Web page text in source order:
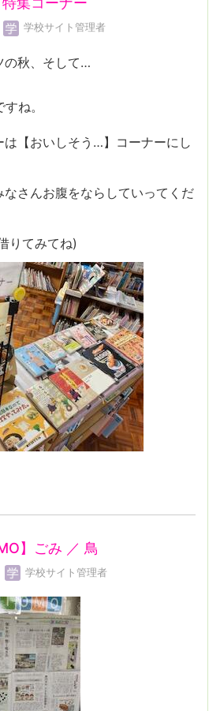
学校サイト管理者
の秋、そして…
すね。
は【おいしそう…】コーナーにし
なさんお腹をならしていってくだ
りてみてね)
】ごみ ／ 鳥
学校サイト管理者